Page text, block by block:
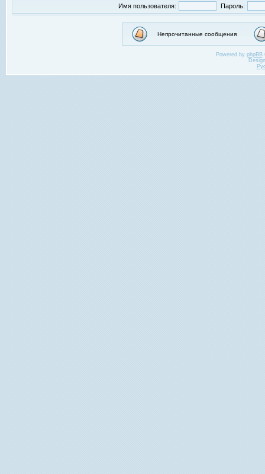
Имя пользователя: Пароль:
Непрочитанные сообщения
Powered by phpBB